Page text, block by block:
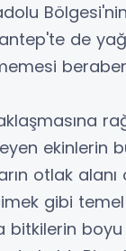
de
ekinlerin
otlak alanı
gibi temel
boyu